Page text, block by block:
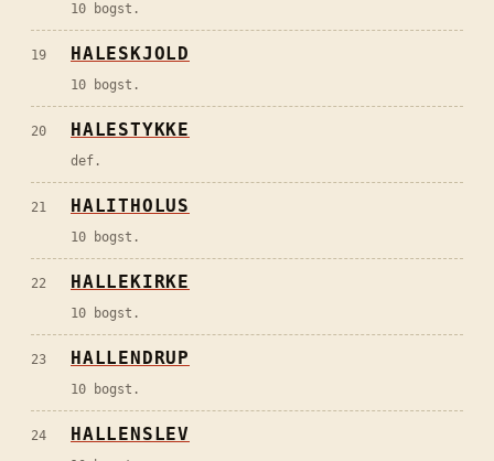
10 bogst.
19 HALESKJOLD
10 bogst.
20 HALESTYKKE
def.
21 HALITHOLUS
10 bogst.
22 HALLEKIRKE
10 bogst.
23 HALLENDRUP
10 bogst.
24 HALLENSLEV